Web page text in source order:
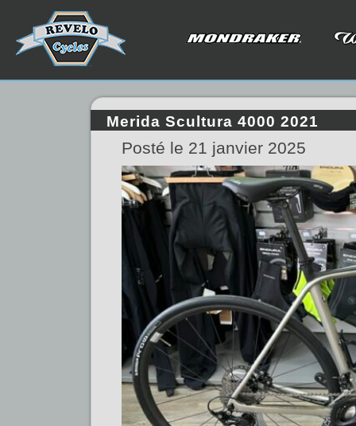
Merida Scultura 4000 2021
Posté le 21 janvier 2025